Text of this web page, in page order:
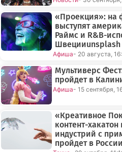
«Проекция»: на
выступят
Раймс и R&B-
Швецииunsplash
Афиша- 20 августа,
Мультиверс
пройдет в
Афиша- 15 сентября,
«Креативное
контент-
индустрий с
пройдет в России